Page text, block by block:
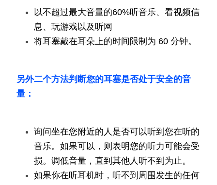
以不超过最大音量的60%听音乐、看视频信
息、玩游戏以及听网
将耳塞戴在耳朵上的时间限制为 60 分钟。
另外二个方法判断您的耳塞是否处于安全的音
量：
询问坐在您附近的人是否可以听到您在听的
音乐。如果可以，则表明您的听力可能会受
损。调低音量，直到其他人听不到为止。
如果你在听耳机时，听不到周围发生的任何